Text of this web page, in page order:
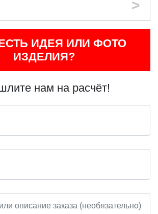
ИДЕЯ ИЛИ ФОТО
ИЗДЕЛИЯ?
нам на расчёт!